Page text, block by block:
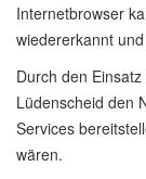
Internetbrowser
wiedererkannt
Durch den
Lüdenscheid den
Services
wären.